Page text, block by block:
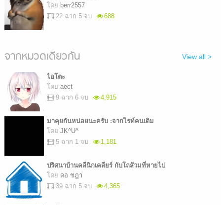
โดย berr2557
22 ฉาก 5 จบ
688
จากหมวดเดียวกัน View all >
ไอโตะ
โดย aect
9 ฉาก 6 จบ
4,915
มาคุยกันหน่อยนะครับ :จากไรท์คนเดิม
โดย JK^U^
5 ฉาก 1 จบ
1,181
ปริศนาบ้านคลีนิกเคลียร์ กับโถส้วมที่หายไป
โดย ดอ ชฎา
39 ฉาก 5 จบ
4,365